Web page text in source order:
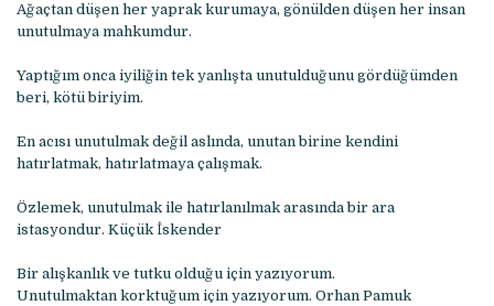
Ağaçtan düşen her yaprak kurumaya, gönülden düşen her insan
unutulmaya mahkumdur.
Yaptığım onca iyiliğin tek yanlışta unutulduğunu gördüğümden
beri, kötü biriyim.
En acısı unutulmak değil aslında, unutan birine kendini
hatırlatmak, hatırlatmaya çalışmak.
Özlemek, unutulmak ile hatırlanılmak arasında bir ara
istasyondur. Küçük İskender
Bir alışkanlık ve tutku olduğu için yazıyorum.
Unutulmaktan korktuğum için yazıyorum. Orhan Pamuk